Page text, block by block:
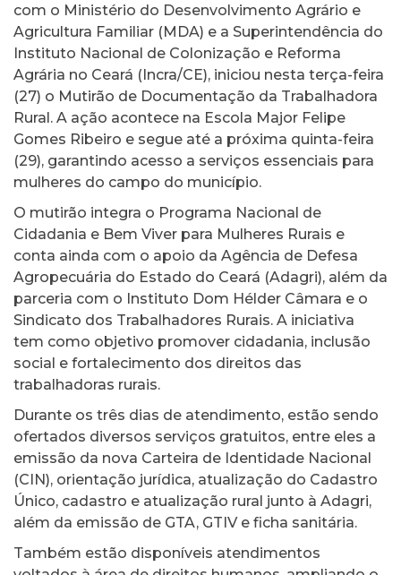
com o Ministério do Desenvolvimento Agrário e
Agricultura Familiar (MDA) e a Superintendência do
Instituto Nacional de Colonização e Reforma
Agrária no Ceará (Incra/CE), iniciou nesta terça-feira
(27) o Mutirão de Documentação da Trabalhadora
Rural. A ação acontece na Escola Major Felipe
Gomes Ribeiro e segue até a próxima quinta-feira
(29), garantindo acesso a serviços essenciais para
mulheres do campo do município.
O mutirão integra o Programa Nacional de
Cidadania e Bem Viver para Mulheres Rurais e
conta ainda com o apoio da Agência de Defesa
Agropecuária do Estado do Ceará (Adagri), além da
parceria com o Instituto Dom Hélder Câmara e o
Sindicato dos Trabalhadores Rurais. A iniciativa
tem como objetivo promover cidadania, inclusão
social e fortalecimento dos direitos das
trabalhadoras rurais.
Durante os três dias de atendimento, estão sendo
ofertados diversos serviços gratuitos, entre eles a
emissão da nova Carteira de Identidade Nacional
(CIN), orientação jurídica, atualização do Cadastro
Único, cadastro e atualização rural junto à Adagri,
além da emissão de GTA, GTIV e ficha sanitária.
Também estão disponíveis atendimentos